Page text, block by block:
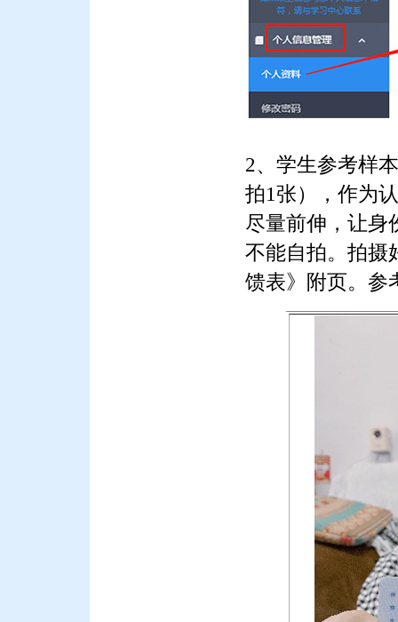
2、学生参考样
拍1张），作为
尽量前伸，让身
不能自拍。拍摄
馈表》附页。参